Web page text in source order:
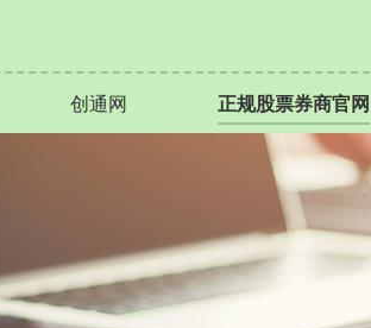
创通网 正规股票券商官网